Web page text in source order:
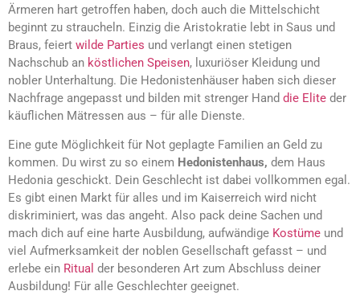
Ärmeren hart getroffen haben, doch auch die Mittelschicht
beginnt zu straucheln. Einzig die Aristokratie lebt in Saus und
Braus, feiert wilde Parties und verlangt einen stetigen
Nachschub an köstlichen Speisen, luxuriöser Kleidung und
nobler Unterhaltung. Die Hedonistenhäuser haben sich dieser
Nachfrage angepasst und bilden mit strenger Hand die Elite der
käuflichen Mätressen aus – für alle Dienste.
Eine gute Möglichkeit für Not geplagte Familien an Geld zu
kommen. Du wirst zu so einem Hedonistenhaus, dem Haus
Hedonia geschickt. Dein Geschlecht ist dabei vollkommen egal.
Es gibt einen Markt für alles und im Kaiserreich wird nicht
diskriminiert, was das angeht. Also pack deine Sachen und
mach dich auf eine harte Ausbildung, aufwändige Kostüme und
viel Aufmerksamkeit der noblen Gesellschaft gefasst – und
erlebe ein Ritual der besonderen Art zum Abschluss deiner
Ausbildung! Für alle Geschlechter geeignet.